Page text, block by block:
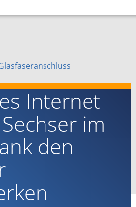
Internet
im
den